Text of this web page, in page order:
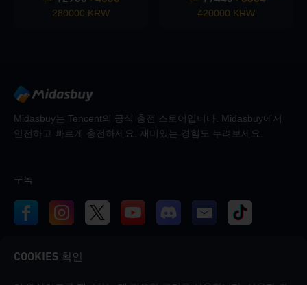
280000 KRW 420000 KRW
Midasbuy는 Tencent의 공식 충전 스토어입니다. Midasbuy에서
안전하고 빠르게 충전하세요. 재미있는 경험도 누려보세요.
구독
COOKIES 획인